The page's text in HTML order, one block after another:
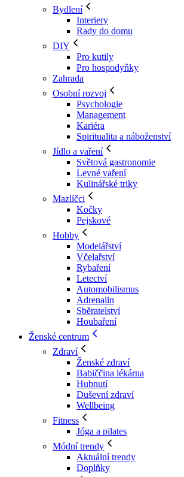
Bydlení
Interiery
Rady do domu
DIY
Pro kutily
Pro hospodyňky
Zahrada
Osobní rozvoj
Psychologie
Management
Kariéra
Spiritualita a náboženství
Jídlo a vaření
Světová gastronomie
Levné vaření
Kulinářské triky
Mazlíčci
Kočky
Pejskové
Hobby
Modelářství
Včelařství
Rybaření
Letectví
Automobilismus
Adrenalin
Sběratelství
Houbaření
Ženské centrum
Zdraví
Ženské zdraví
Babiččina lékárna
Hubnutí
Duševní zdraví
Wellbeing
Fitness
Jóga a pilates
Módní trendy
Aktuální trendy
Doplňky